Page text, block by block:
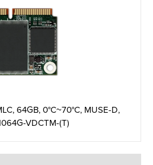
64GB, 0°C~70°C, MUSE-D,
VDCTM-(T)